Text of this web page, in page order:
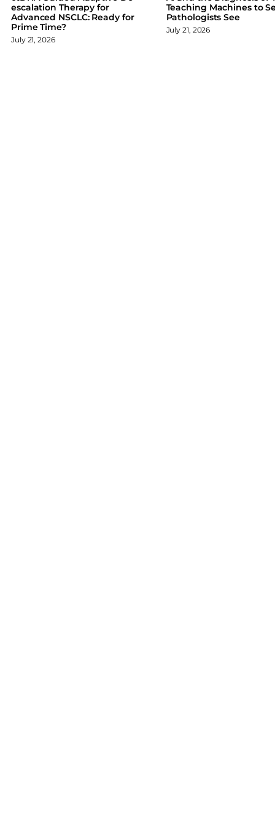
o
k
n
escalation Therapy for
Advanced NSCLC: Ready for
Prime Time?
July 21, 2026
Teaching Machines to
Pathologists See
July 21, 2026